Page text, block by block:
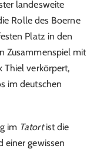
landesweite
Rolle des Boerne
Platz in den
Zusammenspiel mit
Thiel verkörpert,
im deutschen
im Tatortist die
einer gewissen